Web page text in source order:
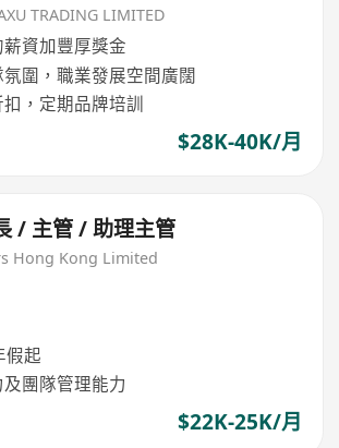
TRADING LIMITED
資加豐厚獎金
圍，職業發展空間廣闊
，定期品牌培訓
$28K-40K/月
/ 主管 / 助理主管
Hong Kong Limited
假起
團隊管理能力
$22K-25K/月